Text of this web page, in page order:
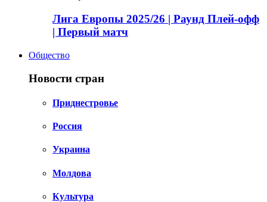
Лига Европы 2025/26 | Раунд Плей-офф
| Первый матч
Общество
Новости стран
Приднестровье
Россия
Украина
Молдова
Культура